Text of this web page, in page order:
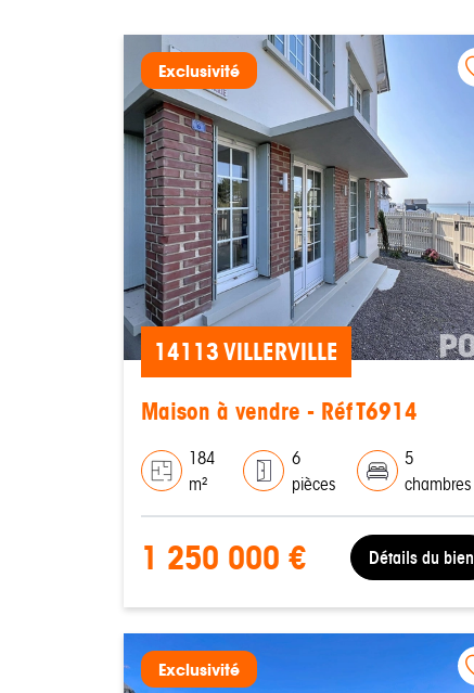
Exclusivité
14113 VILLERVILLE
Maison à vendre - Réf T6914
184
m²
6
pièces
5
chambres
1 250 000 € Détails du bien
Exclusivité